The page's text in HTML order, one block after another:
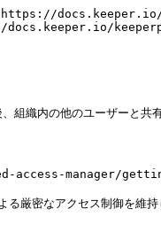
織内の他のユーザーと共
manager/
厳密なアクセス制御を維